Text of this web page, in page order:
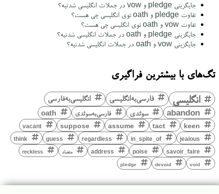
جایگزینی pledge و vow در جملات انگلیسی شدنیه؟
تفاوت pledge و oath توی انگلیسی چی هست؟
تفاوت vow و oath توی انگلیسی چی هست؟
جایگزینی pledge و oath در جملات انگلیسی شدنیه؟
جایگزینی vow و oath در جملات انگلیسی شدنیه؟
تگ‌های با بیشترین فراگیری
انگلیسی
فارسی‌به‌انگلیسی انگلیسی‌به‌فارسی
abandon سوئدی فارسی‌به‌سوئدی
oath
keen
tact
assume
suppose
vacant
jealous
in_spite_of
regardless
guess
think
savoir_faire
poise
address متضاد reckless
void
devoid
pledge